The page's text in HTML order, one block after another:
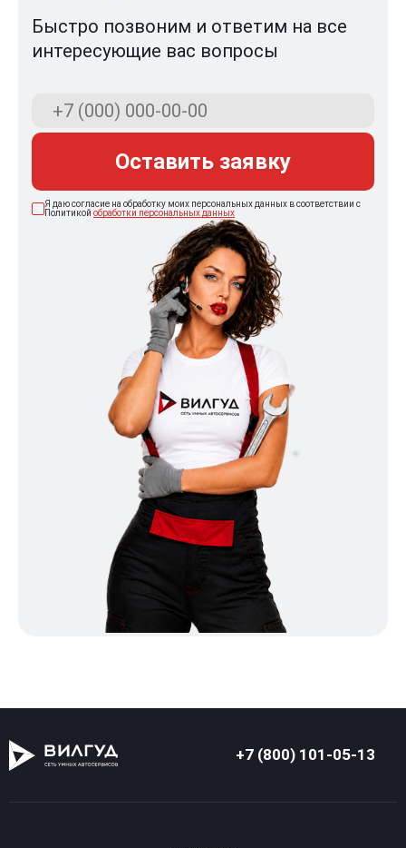
Быстро позвоним и ответим на все
интересующие вас вопросы
Оставить заявку
Я даю согласие на обработку моих персональных данных в соответствии с
Политикой обработки персональных данных
+7 (800) 101-05-13